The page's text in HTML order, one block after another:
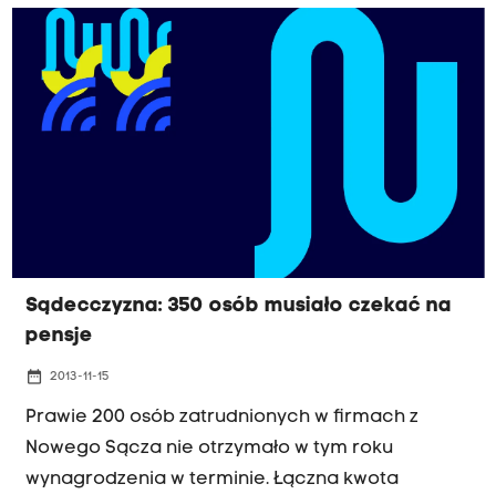
uzdrowiskową, hotel Modrzewie. Odbudowała
również Dworek Gościnny, w którym dziś mogą
się odbywać konferencje i sympozja nawet na
kilkaset osób. Spółka zapowiada kolejne
Sądecczyzna: 350 osób musiało czekać na
pensje
date_range 2013-11-15
Prawie 200 osób zatrudnionych w firmach z
Nowego Sącza nie otrzymało w tym roku
wynagrodzenia w terminie. Łączna kwota